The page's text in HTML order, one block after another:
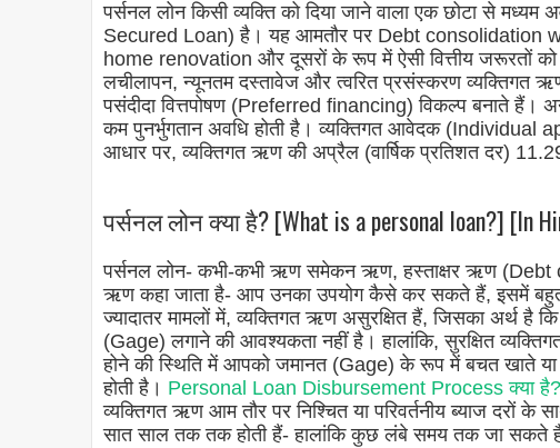
पर्सनल लोन किसी व्यक्ति को दिया जाने वाला एक छोटा से
Secured Loan) है। यह आमतौर पर Debt consolidation
home renovation और दूसरों के रूप में ऐसी वित्तीय जरूरतों को
लचीलापन, न्यूनतम दस्तावेज और त्वरित प्रसंस्करण
पसंदीदा वित्तपोषण (Preferred financing) विकल्प बनाते
कम पुनर्भुगतान अवधि होती है। व्यक्तिगत आवेदक
आधार पर, व्यक्तिगत ऋण की अप्रैल (वार्षिक प्रतिशत दर)
पर्सनल लोन क्या है? [What is a personal loan?] [In
पर्सनल लोन- कभी-कभी ऋण समेकन ऋण, हस्ताक्षर ऋण (Debt
ऋण कहा जाता है- आप उनका उपयोग कैसे कर सकते हैं, इसमें
ज्यादातर मामलों में, व्यक्तिगत ऋण असुरक्षित हैं, जिसका अर्थ
(Gage) लगाने की आवश्यकता नहीं है। हालांकि, सुरक्षित
होने की स्थिति में आपको जमानत (Gage) के रूप में बचत खाते या
होती है। Personal Loan Disbursement Process क्या है?
व्यक्तिगत ऋण आम तौर पर निश्चित या परिवर्तनीय ब्याज दरों
सात साल तक तक होती हैं- हालांकि कुछ लंबे समय तक जा सकते